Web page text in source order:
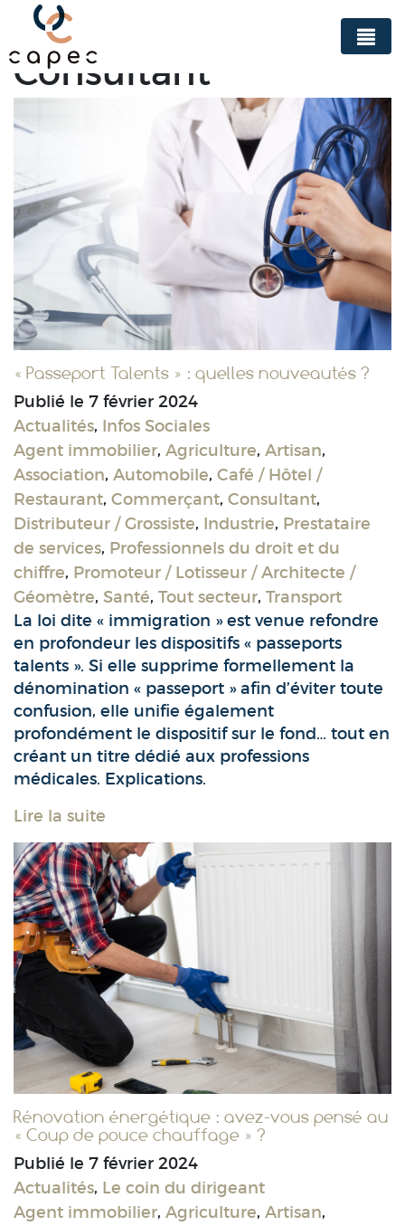
Panneau de gestion des cookies
Consultant
« Passeport Talents » : quelles nouveautés ?
Publié le 7 février 2024
Actualités, Infos Sociales
Agent immobilier, Agriculture, Artisan,
Association, Automobile, Café / Hôtel /
Restaurant, Commerçant, Consultant,
Distributeur / Grossiste, Industrie, Prestataire
de services, Professionnels du droit et du
chiffre, Promoteur / Lotisseur / Architecte /
Géomètre, Santé, Tout secteur, Transport
La loi dite « immigration » est venue refondre
en profondeur les dispositifs « passeports
talents ». Si elle supprime formellement la
dénomination « passeport » afin d’éviter toute
confusion, elle unifie également
profondément le dispositif sur le fond… tout en
créant un titre dédié aux professions
médicales. Explications.
Lire la suite
Rénovation énergétique : avez-vous pensé au
« Coup de pouce chauffage » ?
Publié le 7 février 2024
Actualités, Le coin du dirigeant
Agent immobilier, Agriculture, Artisan,